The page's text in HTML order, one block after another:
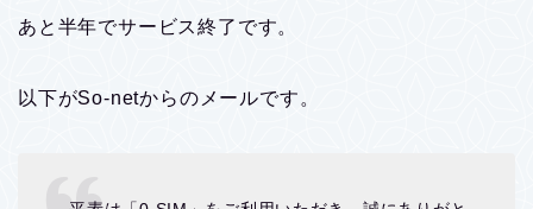
あと半年でサービス終了です。
以下がSo-netからのメールです。